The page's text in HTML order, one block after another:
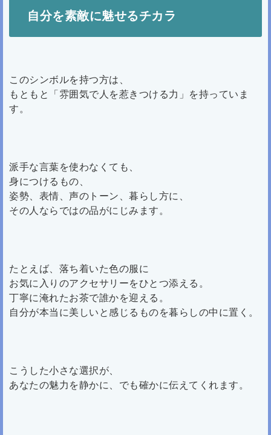
自分を素敵に魅せるチカラ
このシンボルを持つ方は、
もともと「雰囲気で人を惹きつける力」を持っていま
す。
派手な言葉を使わなくても、
身につけるもの、
姿勢、表情、声のトーン、暮らし方に、
その人ならではの品がにじみます。
たとえば、落ち着いた色の服に
お気に入りのアクセサリーをひとつ添える。
丁寧に淹れたお茶で誰かを迎える。
自分が本当に美しいと感じるものを暮らしの中に置く。
こうした小さな選択が、
あなたの魅力を静かに、でも確かに伝えてくれます。